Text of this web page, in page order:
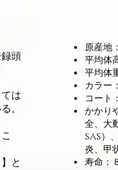
頭
は
。
と
原産地
平均体
平均体
カラー
コート
かかり
全、大
SAS）
炎、甲
寿命：